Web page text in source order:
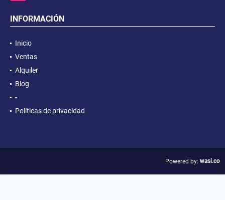
INFORMACIÓN
Inicio
Ventas
Alquiler
Blog
-
Políticas de privacidad
Powered by: wasi.co